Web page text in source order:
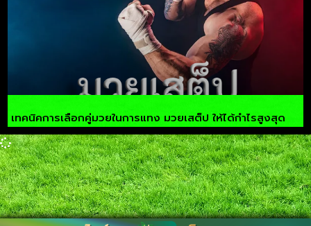
เทคนิคการเลือกคู่มวยในการแทง มวยเสต็ป ให้ได้กำไรสูงสุด